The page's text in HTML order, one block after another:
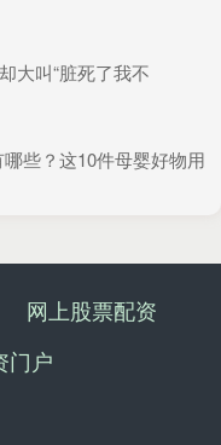
大叫“脏死了我不
些？这10件母婴好物用
网上股票配资
门户